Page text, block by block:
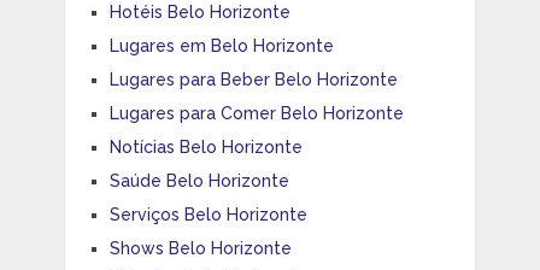
Hotéis Belo Horizonte
Lugares em Belo Horizonte
Lugares para Beber Belo Horizonte
Lugares para Comer Belo Horizonte
Notícias Belo Horizonte
Saúde Belo Horizonte
Serviços Belo Horizonte
Shows Belo Horizonte